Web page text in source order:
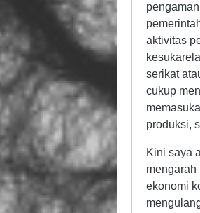
aktivitas
serikat
cukup
produksi,
Kini saya
mengarah
ekonomi